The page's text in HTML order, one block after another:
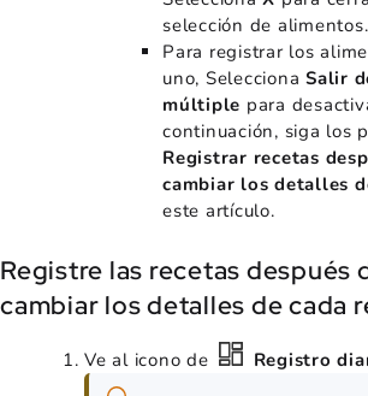
selección de alimentos.
Para registrar los
uno, Selecciona Salir
múltiple para
continuación, siga los
Registrar recetas
cambiar los detalles
este artículo.
Registre las recetas después
cambiar los detalles de cada
Ve al icono de Registro